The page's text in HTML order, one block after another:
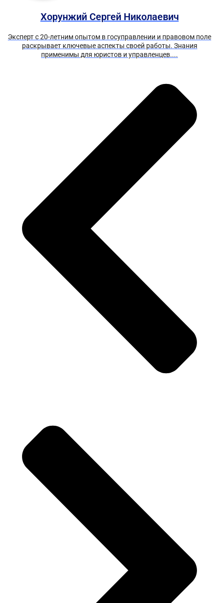
Хорунжий Сергей Николаевич
Эксперт с 20-летним опытом в госуправлении и правовом поле
раскрывает ключевые аспекты своей работы. Знания
применимы для юристов и управленцев....